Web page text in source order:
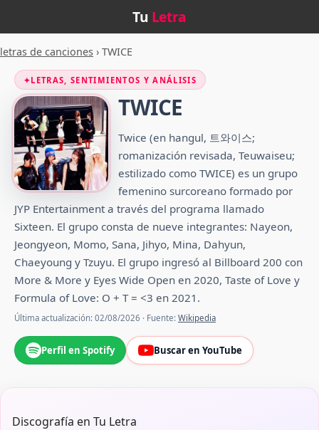
Tu Letra
letras de canciones › TWICE
✦LETRAS, SENTIMIENTOS Y ANÁLISIS
TWICE
Twice (en hangul, 트와이스;
romanización revisada, Teuwaiseu;
estilizado como TWICE) es un grupo
femenino surcoreano formado por
JYP Entertainment a través del programa llamado
Sixteen. El grupo consta de nueve integrantes: Nayeon,
Jeongyeon, Momo, Sana, Jihyo, Mina, Dahyun,
Chaeyoung y Tzuyu. El grupo ingresó al Billboard 200 con
More & More y Eyes Wide Open en 2020, Taste of Love y
Formula of Love: O + T = <3 en 2021.
Última actualización: 02/08/2026 · Fuente: Wikipedia
Perfil en Spotify Buscar en YouTube
Discografía en Tu Letra